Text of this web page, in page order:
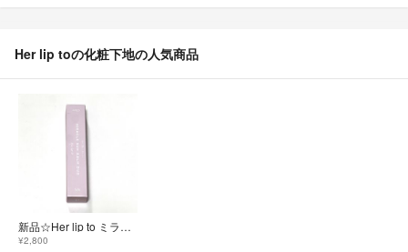
Her lip toの化粧下地の人気商品
新品☆Her lip to ミラクルサンバームデュオ 日焼け止め
¥2,800